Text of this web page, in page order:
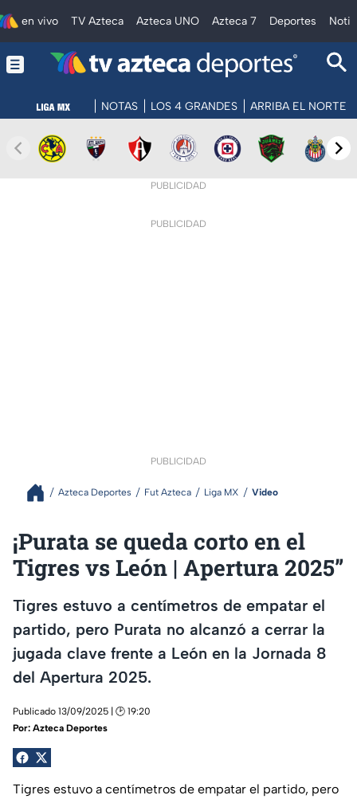
en vivo TV Azteca Azteca UNO Azteca 7 Deportes
NOTAS LOS 4 GRANDES ARRIBA EL NORTE
PUBLICIDAD
PUBLICIDAD
PUBLICIDAD
Azteca Deportes Fut Azteca Liga MX Video
¡Purata se queda corto en el
Tigres vs León | Apertura 2025”
Tigres estuvo a centímetros de empatar el
partido, pero Purata no alcanzó a cerrar la
jugada clave frente a León en la Jornada 8
del Apertura 2025.
Publicado 13/09/2025 | 🕑 19:20
Por: Azteca Deportes
Tigres estuvo a centímetros de empatar el partido, pero